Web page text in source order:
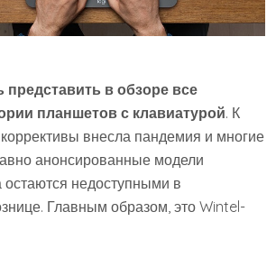
в обзоре все
планшетов с клавиатурой. К
внесла пандемия и многие
анонсированные модели
остаются недоступными в
Главным образом, это Wintel-